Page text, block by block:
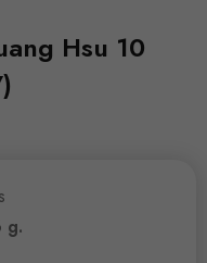
Hsu 10
g.